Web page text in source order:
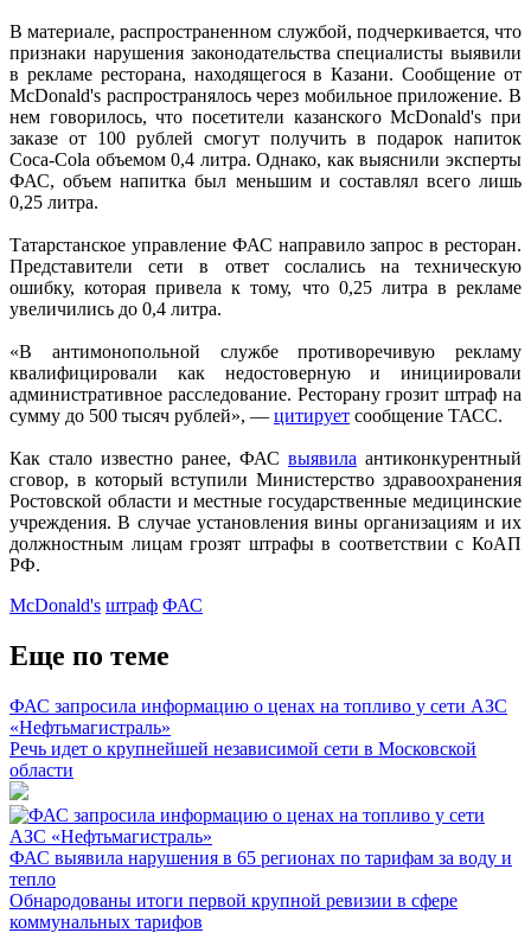
В материале, распространенном службой, подчеркивается, что
признаки нарушения законодательства специалисты выявили
в рекламе ресторана, находящегося в Казани. Сообщение от
McDonald's распространялось через мобильное приложение. В
нем говорилось, что посетители казанского McDonald's при
заказе от 100 рублей смогут получить в подарок напиток
Coca-Cola объемом 0,4 литра. Однако, как выяснили эксперты
ФАС, объем напитка был меньшим и составлял всего лишь
0,25 литра.
Татарстанское управление ФАС направило запрос в ресторан.
Представители сети в ответ сослались на техническую
ошибку, которая привела к тому, что 0,25 литра в рекламе
увеличились до 0,4 литра.
«В антимонопольной службе противоречивую рекламу
квалифицировали как недостоверную и инициировали
административное расследование. Ресторану грозит штраф на
сумму до 500 тысяч рублей», — цитирует сообщение ТАСС.
Как стало известно ранее, ФАС выявила антиконкурентный
сговор, в который вступили Министерство здравоохранения
Ростовской области и местные государственные медицинские
учреждения. В случае установления вины организациям и их
должностным лицам грозят штрафы в соответствии с КоАП
РФ.
McDonald's штраф ФАС
Еще по теме
ФАС запросила информацию о ценах на топливо у сети АЗС
«Нефтьмагистраль»
Речь идет о крупнейшей независимой сети в Московской
области
ФАС выявила нарушения в 65 регионах по тарифам за воду и
тепло
Обнародованы итоги первой крупной ревизии в сфере
коммунальных тарифов